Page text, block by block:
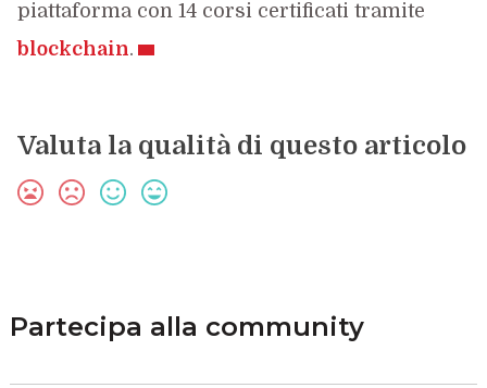
piattaforma con 14 corsi certificati tramite
blockchain.
Valuta la qualità di questo articolo
Partecipa alla community